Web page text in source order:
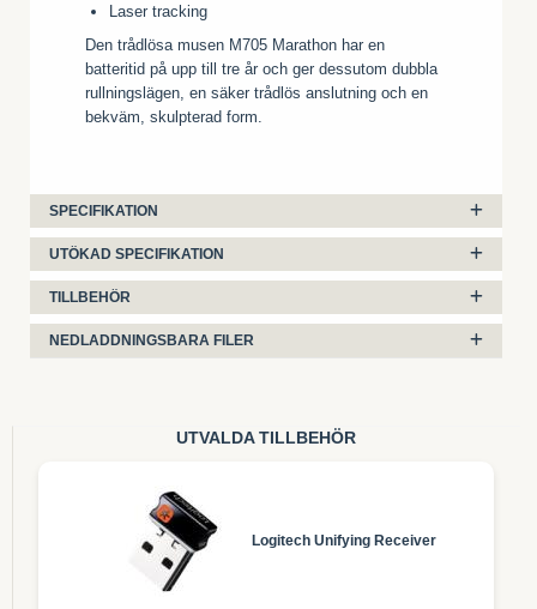
Laser tracking
Den trådlösa musen M705 Marathon har en
batteritid på upp till tre år och ger dessutom dubbla
rullningslägen, en säker trådlös anslutning och en
bekväm, skulpterad form.
SPECIFIKATION
UTÖKAD SPECIFIKATION
TILLBEHÖR
NEDLADDNINGSBARA FILER
UTVALDA TILLBEHÖR
Logitech Unifying Receiver